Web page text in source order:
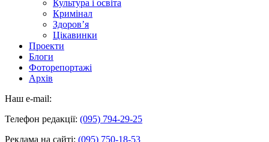
Культура і освіта
Кримінал
Здоров’я
Цікавинки
Проекти
Блоги
Фоторепортажі
Архів
Наш e-mail:
Телефон редакції: (095) 794-29-25
Реклама на сайті: (095) 750-18-53